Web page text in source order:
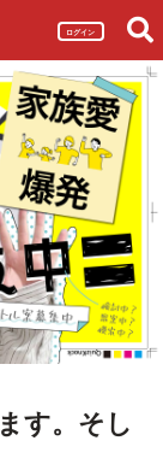
ログイン
す。そし